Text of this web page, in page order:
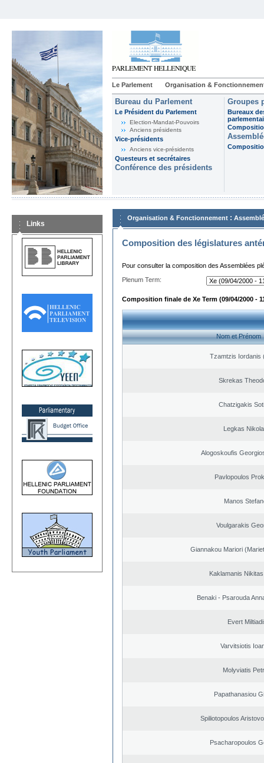
Le Parlement Organisation &
Bureau du Parlement
Le Président du Parlement
Election-Mandat-Pouvoirs
Anciens présidents
Vice-présidents
Anciens vice-présidents
Questeurs et secrétaires
Conférence des présidents
Groupes
Bureaux
Links
Organisation & Fonctionnement :
Composition des législatures
Pour consulter la composition des Assemblées
Plenum Term:
Composition finale de Xe Term (09/04/2000 -
Nom et Prénom
Tzamtzis Iordanis
Skrekas
Chatzigakis
Legkas
Alogoskoufis
Pavlopoulos
Manos
Voulgarakis
Giannakou Mariori
Kaklamanis
Benaki - Psarouda
Evert
Varvitsiotis
Molyviatis
Papathanasiou
Spiliotopoulos
Psacharopoulos